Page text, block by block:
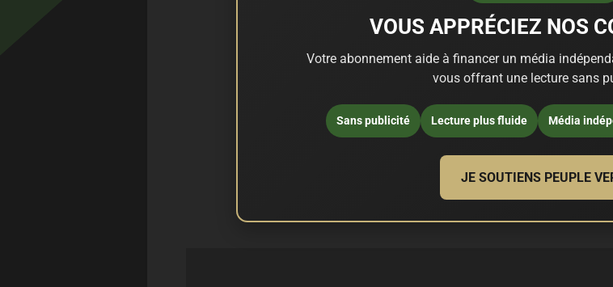
VOUS APPRÉCIEZ NOS
Votre abonnement aide à financer un média
vous offrant une lecture sans
Sans publicité Lecture plus fluide Média
JE SOUTIENS PEUPLE